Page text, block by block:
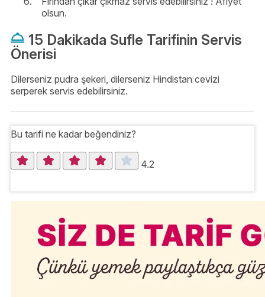
olsun.
15 Dakikada Sufle Tarifinin Servis
Önerisi
Dilerseniz pudra şekeri, dilerseniz Hindistan cevizi
serperek servis edebilirsiniz.
Bu tarifi ne kadar beğendiniz?
4.2